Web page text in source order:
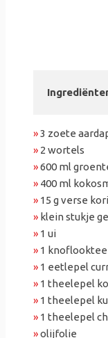
»3 zoete
» 2 wortels
»600 ml
» 400 ml
» 15 g verse
» klein stukje
» 1 ui
» 1
» 1 eetlepel
» 1 theelepel
» 1 theelepel
» 1 theelepel
»olijfolie